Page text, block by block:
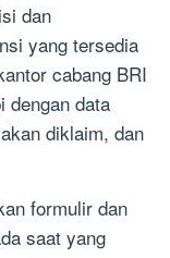
dan
yang tersedia
cabang BRI
dengan data
diklaim, dan
formulir dan
saat yang